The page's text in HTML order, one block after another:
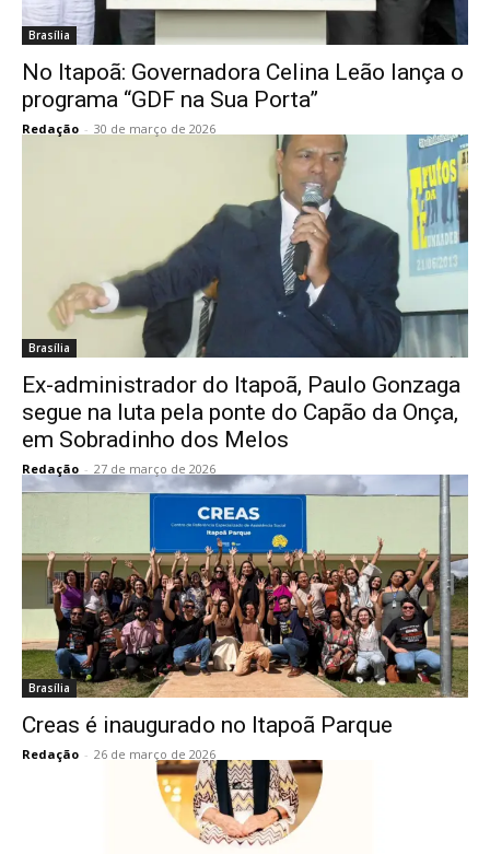
Brasília
No Itapoã: Governadora Celina Leão lança o
programa “GDF na Sua Porta”
Redação - 30 de março de 2026
Brasília
Ex-administrador do Itapoã, Paulo Gonzaga
segue na luta pela ponte do Capão da Onça,
em Sobradinho dos Melos
Redação - 27 de março de 2026
Brasília
Creas é inaugurado no Itapoã Parque
Redação - 26 de março de 2026